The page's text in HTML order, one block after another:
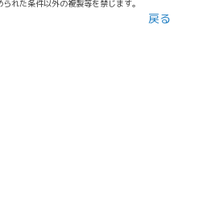
れた条件以外の複製等を禁じます。
戻る